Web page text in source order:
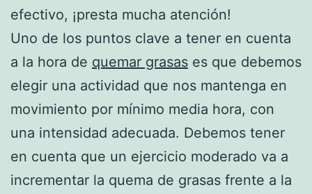
efectivo, ¡presta mucha atención!
Uno de los puntos clave a tener en cuenta
a la hora de quemar grasas es que debemos
elegir una actividad que nos mantenga en
movimiento por mínimo media hora, con
una intensidad adecuada. Debemos tener
en cuenta que un ejercicio moderado va a
incrementar la quema de grasas frente a la